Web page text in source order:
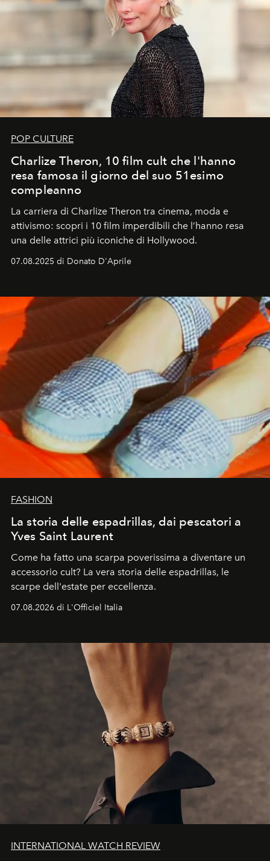
POP CULTURE
Charlize Theron, 10 film cult che l'hanno
resa famosa il giorno del suo 51esimo
compleanno
La carriera di Charlize Theron tra cinema, moda e
attivismo: scopri i 10 film imperdibili che l’hanno resa
una delle attrici più iconiche di Hollywood.
07.08.2025 di Donato D'Aprile
FASHION
La storia delle espadrillas, dai pescatori a
Yves Saint Laurent
Come ha fatto una scarpa poverissima a diventare un
accessorio cult? La vera storia delle espadrillas, le
scarpe dell'estate per eccellenza.
07.08.2026 di L'Officiel Italia
INTERNATIONAL WATCH REVIEW